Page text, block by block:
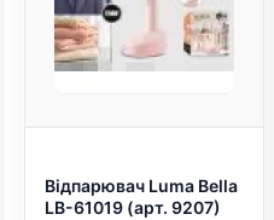
Відпарювач Luma Bella
LB-61019 (арт. 9207)